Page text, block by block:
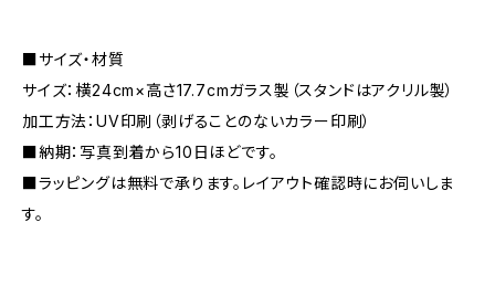
■サイズ・材質
サイズ：横24cm×高さ17.7cmガラス製（スタンドはアクリル製）
加工方法：UV印刷（剥げることのないカラー印刷）
■納期：写真到着から10日ほどです。
■ラッピングは無料で承ります。レイアウト確認時にお伺いしま
す。